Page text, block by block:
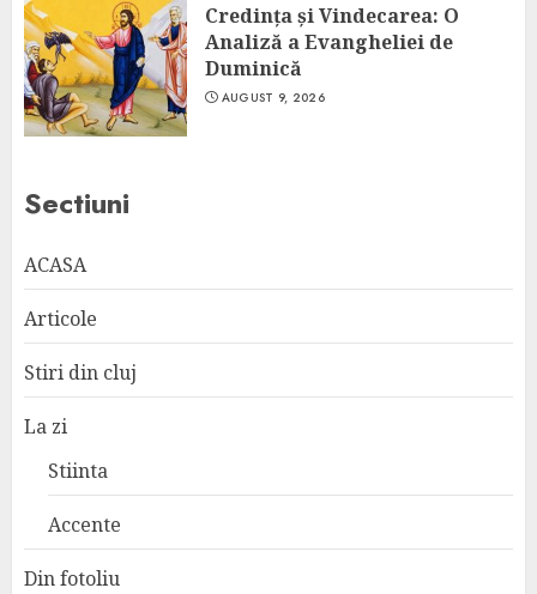
Credința și Vindecarea: O
Analiză a Evangheliei de
Duminică
AUGUST 9, 2026
Sectiuni
ACASA
Articole
Stiri din cluj
La zi
Stiinta
Accente
Din fotoliu